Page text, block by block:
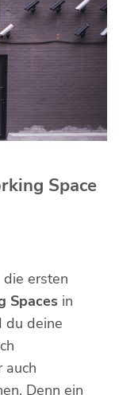
Space
ersten
Spaces in
du deine
auch
Denn ein